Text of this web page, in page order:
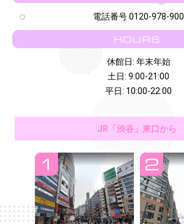
電話番号 0120-978-900
HOURS
休館日: 年末年始
土日: 9:00-21:00
平日: 10:00-22:00
JR「渋谷」東口から